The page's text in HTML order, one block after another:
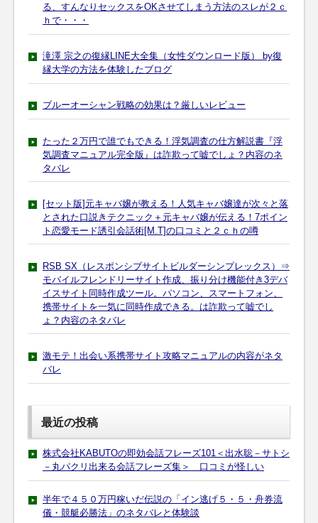
る、すんなりセックスをOKさせてしまう方法のスレが２ｃ
ｈで・・・
滝澤 宗之の復縁LINE大全集（女性ダウンロード版） by復
縁大学の方法を体験したブログ
ブルーオーシャン戦略の効果は？厳しいレビュー
たった２万円で誰でもできる！浮気調査の仕方解説書『浮
気調査マニュアル完全版』は詐欺って嘘でしょ？内容のネ
タバレ
[セット版]元キャバ嬢が教える！人気キャバ嬢達が次々と落
とされた口説きテクニック＋元キャバ嬢が伝える！7ポイン
ト恋愛モード誘引会話術[M.T]の口コミと２ｃｈの噂
RSB SX（レスポンシブサイトビルダーシンプレックス）⇒
モバイルフレンドリーサイト作成、振り分け機能付き3デバ
イスサイト同時作成ツール。パソコン、スマートフォン、
携帯サイトを一気に同時作成できる。は詐欺って嘘でし
ょ？内容のネタバレ
激モテ！出会い系携帯サイト攻略マニュアルの内容がネタ
バレ
最近の投稿
株式会社KABUTOの即効会話フレーズ101＜出水聡－サトシ
－丸パクリ出来る会話フレーズ集＞ 口コミが怪しい
半年で４５０万円稼いだ伝説の「イン逃げ５・５・舟券流
儀・競艇必勝法」のネタバレと体験談